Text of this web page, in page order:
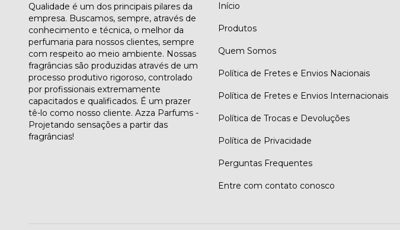
Qualidade é um dos principais pilares da
empresa. Buscamos, sempre, através de
conhecimento e técnica, o melhor da
perfumaria para nossos clientes, sempre
com respeito ao meio ambiente. Nossas
fragrâncias são produzidas através de um
processo produtivo rigoroso, controlado
por profissionais extremamente
capacitados e qualificados. É um prazer
tê-lo como nosso cliente. Azza Parfums -
Projetando sensações a partir das
fragrâncias!
Início
Produtos
Quem Somos
Política de Fretes e Envios Nacionais
Política de Fretes e Envios Internacionais
Política de Trocas e Devoluções
Política de Privacidade
Perguntas Frequentes
Entre com contato conosco